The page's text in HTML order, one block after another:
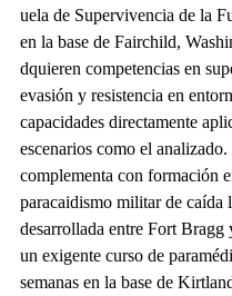
uela de Supervivencia de la
en la base de Fairchild,
dquieren competencias en
evasión y resistencia en
capacidades directamente
escenarios como el
complementa con formación
paracaidismo militar de
desarrollada entre Fort
un exigente curso de
semanas en la base de